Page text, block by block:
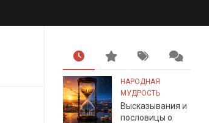
НАРОДНАЯ
МУДРОСТЬ
Высказывания и
пословицы о